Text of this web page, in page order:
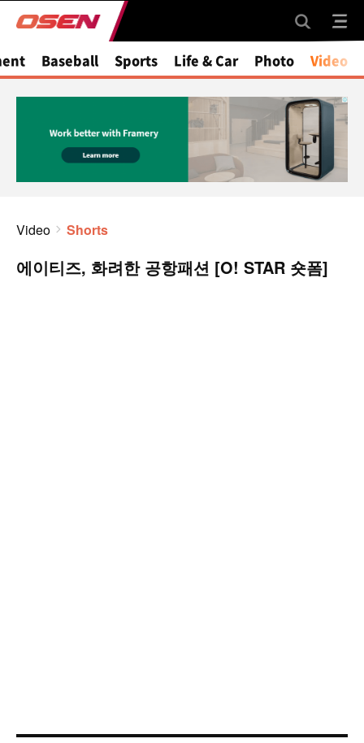
Baseball Sports Life & Car Photo Video
Video Shorts
에이티즈, 화려한 공항패션 [O! STAR 숏폼]